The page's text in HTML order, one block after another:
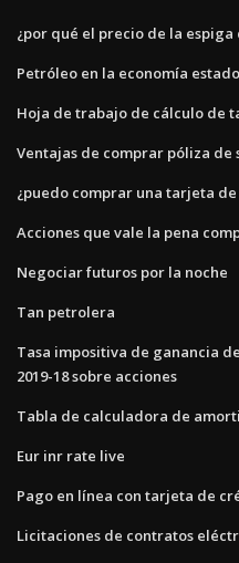
¿por qué el precio de la espiga
Petróleo en la economía
Hoja de trabajo de cálculo de
Ventajas de comprar póliza de
¿puedo comprar una tarjeta de
Acciones que vale la pena
Negociar futuros por la noche
Tan petrolera
Tasa impositiva de ganancia
2019-18 sobre acciones
Tabla de calculadora de
Eur inr rate live
Pago en línea con tarjeta de
Licitaciones de contratos